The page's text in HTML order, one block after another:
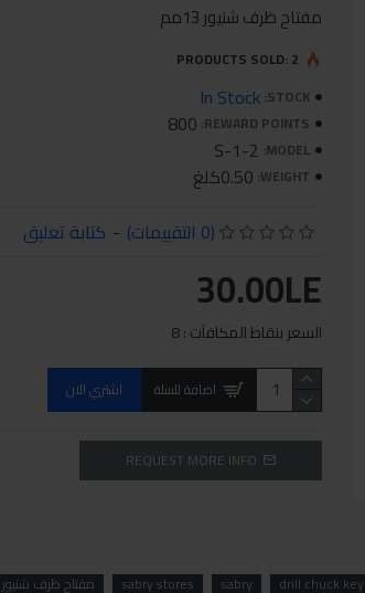
مفتاح ظرف شنيور 13مم
STOCK:
In Stock
REWARD POINTS:
800
MODEL:
S-1-2
WEIGHT: 0.50كلغ
PRODUCTS SOLD: 2
(0 التقييمات) - كتابة تعليق
30.00LE
السعر بنقاط المكافآت : 8
اضافة للسلة اشتري الان
REQUEST MORE INFO
drill chuck key
sabry
sabry stores مفتاح ظرف شنيور 13مم